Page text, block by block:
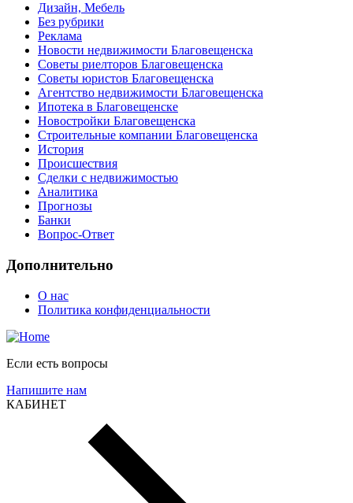
Дизайн, Мебель
Без рубрики
Реклама
Новости недвижимости Благовещенска
Советы риелторов Благовещенска
Советы юристов Благовещенска
Агентство недвижимости Благовещенска
Ипотека в Благовещенске
Новостройки Благовещенска
Строительные компании Благовещенска
История
Происшествия
Сделки с недвижимостью
Аналитика
Прогнозы
Банки
Вопрос-Ответ
Дополнительно
О нас
Политика конфиденциальности
Если есть вопросы
Напишите нам
КАБИНЕТ